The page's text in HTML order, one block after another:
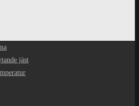
jäst